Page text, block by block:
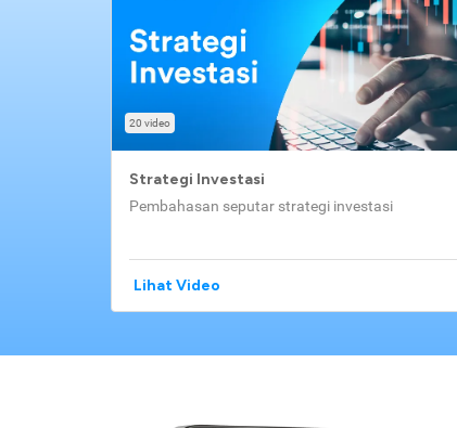
20 video
Strategi Investasi
Pembahasan seputar strategi investasi
Lihat Video